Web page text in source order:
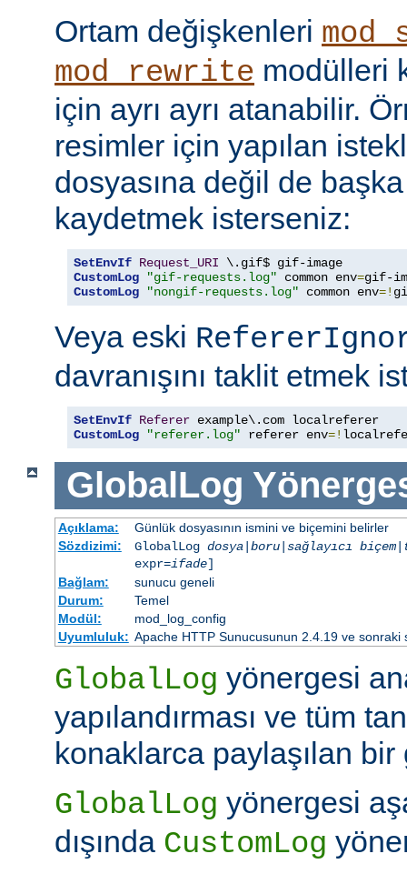
Ortam değişkenleri
mod_rewrite modülleri
için ayrı ayrı atanabilir.
resimler için yapılan
dosyasına değil de
kaydetmek isterseniz:
SetEnvIf Request_URI
CustomLog
"gif-requests.log" common env=
CustomLog
"nongif-requests.log" common env=!
Veya eski
davranışını taklit etmek
SetEnvIf Referer
CustomLog
"referer.log" referer env=!
GlobalLog
Açıklama:
Günlük dosyasının ismini ve biçemini belirler
Sözdizimi:
GlobalLog dosya| boru| sağlayıcı biçem|
expr=ifade]
Bağlam:
sunucu geneli
Durum:
Temel
Modül:
mod_log_config
Uyumluluk: Apache HTTP Sunucusunun 2.4.19 ve sonraki
GlobalLog yönergesi
yapılandırması ve tüm
konaklarca paylaşılan bir
GlobalLog yönergesi
dışında CustomLog